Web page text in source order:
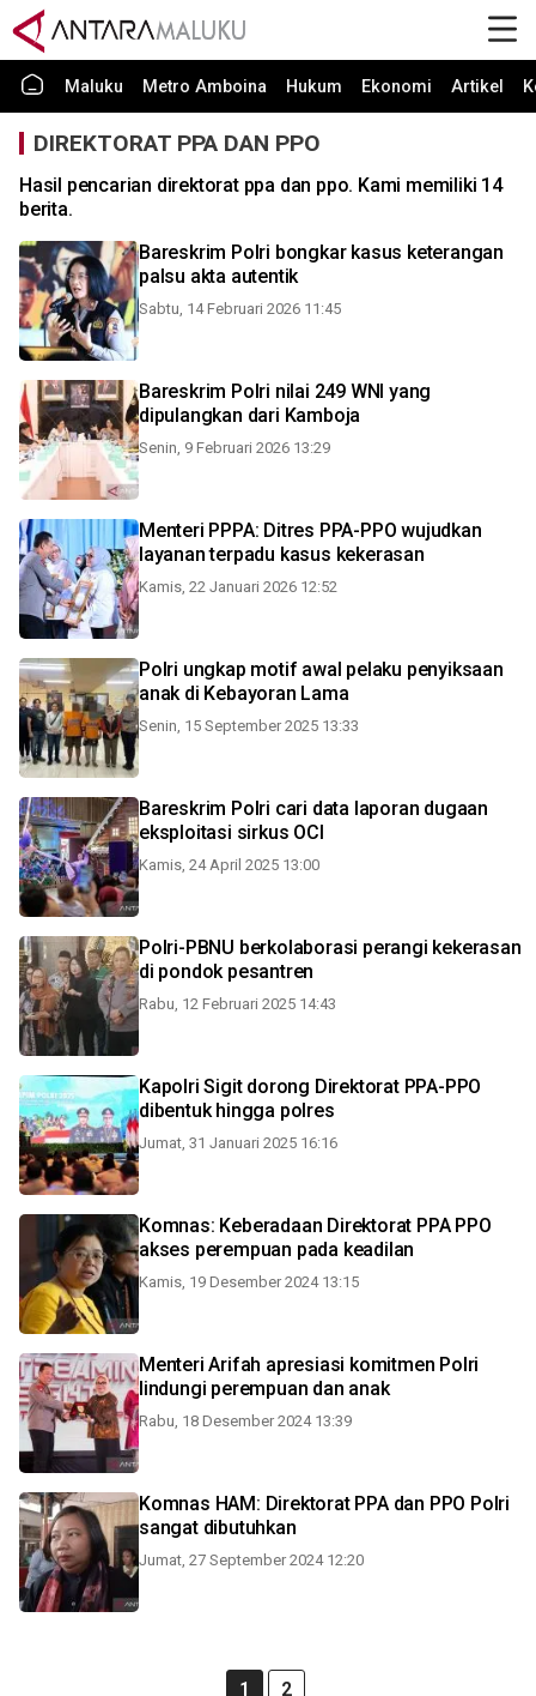
Maluku Metro Amboina Hukum Ekonomi Artikel
DIREKTORAT PPA DAN PPO
Hasil pencarian direktorat ppa dan ppo. Kami memiliki 14
berita.
Bareskrim Polri bongkar kasus keterangan
palsu akta autentik
Sabtu, 14 Februari 2026 11:45
Bareskrim Polri nilai 249 WNI yang
dipulangkan dari Kamboja
Senin, 9 Februari 2026 13:29
Menteri PPPA: Ditres PPA-PPO wujudkan
layanan terpadu kasus kekerasan
Kamis, 22 Januari 2026 12:52
Polri ungkap motif awal pelaku penyiksaan
anak di Kebayoran Lama
Senin, 15 September 2025 13:33
Bareskrim Polri cari data laporan dugaan
eksploitasi sirkus OCI
Kamis, 24 April 2025 13:00
Polri-PBNU berkolaborasi perangi kekerasan
di pondok pesantren
Rabu, 12 Februari 2025 14:43
Kapolri Sigit dorong Direktorat PPA-PPO
dibentuk hingga polres
Jumat, 31 Januari 2025 16:16
Komnas: Keberadaan Direktorat PPA PPO
akses perempuan pada keadilan
Kamis, 19 Desember 2024 13:15
Menteri Arifah apresiasi komitmen Polri
lindungi perempuan dan anak
Rabu, 18 Desember 2024 13:39
Komnas HAM: Direktorat PPA dan PPO Polri
sangat dibutuhkan
Jumat, 27 September 2024 12:20
1 2